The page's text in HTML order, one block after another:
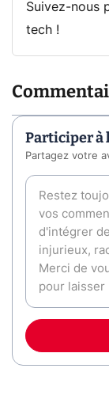
Suivez-nous
tech !
Participer à
Partagez votre